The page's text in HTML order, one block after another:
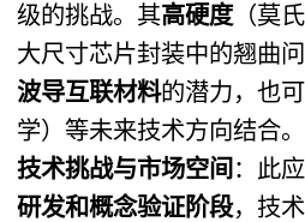
级的挑战。其高硬度 （莫
大尺寸芯片封装中的翘曲
波导互联材料的潜力，也
学）等未来技术方向结合。
技术挑战与市场空间 ：此
研发和概念验证阶段，技